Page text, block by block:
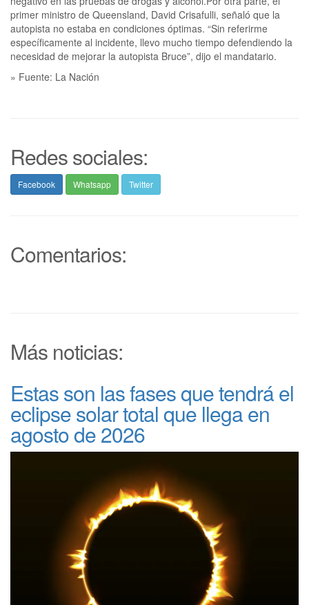
primer ministro de Queensland, David Crisafulli, señaló que la
autopista no estaba en condiciones óptimas. “Sin referirme
específicamente al incidente, llevo mucho tiempo defendiendo la
necesidad de mejorar la autopista Bruce”, dijo el mandatario.
» Fuente: La Nación
Redes sociales:
Facebook Whatsapp Twitter
Comentarios:
Más noticias:
Estas son las fases que tendrá el
eclipse solar total que llega en
agosto de 2026